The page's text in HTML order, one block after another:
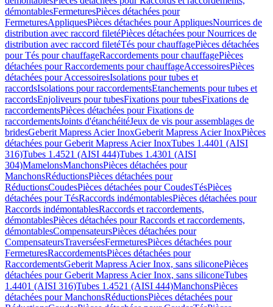
démontablesFermeturesPièces détachées pour
FermeturesAppliquesPièces détachées pour AppliquesNourrices de
distribution avec raccord filetéPièces détachées pour Nourrices de
distribution avec raccord filetéTés pour chauffagePièces détachées
pour Tés pour chauffageRaccordements pour chauffagePièces
détachées pour Raccordements pour chauffageAccessoiresPièces
détachées pour AccessoiresIsolations pour tubes et
raccordsIsolations pour raccordementsEtanchements pour tubes et
raccordsEnjoliveurs pour tubesFixations pour tubesFixations de
raccordementsPièces détachées pour Fixations de
raccordementsJoints d'étanchéitéJeux de vis pour assemblages de
bridesGeberit Mapress Acier InoxGeberit Mapress Acier InoxPièces
détachées pour Geberit Mapress Acier InoxTubes 1.4401 (AISI
316)Tubes 1.4521 (AISI 444)Tubes 1.4301 (AISI
304)MamelonsManchonsPièces détachées pour
ManchonsRéductionsPièces détachées pour
RéductionsCoudesPièces détachées pour CoudesTésPièces
détachées pour TésRaccords indémontablesPièces détachées pour
Raccords indémontablesRaccords et raccordements,
démontablesPièces détachées pour Raccords et raccordements,
démontablesCompensateursPièces détachées pour
CompensateursTraverséesFermeturesPièces détachées pour
FermeturesRaccordementsPièces détachées pour
RaccordementsGeberit Mapress Acier Inox, sans siliconePièces
détachées pour Geberit Mapress Acier Inox, sans siliconeTubes
1.4401 (AISI 316)Tubes 1.4521 (AISI 444)ManchonsPièces
détachées pour ManchonsRéductionsPièces détachées pour